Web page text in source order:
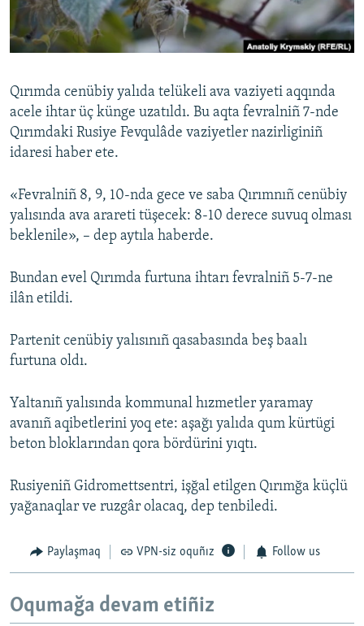
Русский
Українською
QOŞULIÑIZ!
Qırımda cenübiy yalıda telükeli ava vaziyeti aqqında
acele ihtar üç künge uzatıldı. Bu aqta fevralniñ 7-nde
Qırımdaki Rusiye Fevqulâde vaziyetler nazirliginiñ
idaresi haber ete.
«Fevralniñ 8, 9, 10-nda gece ve saba Qırımnıñ cenübiy
yalısında ava arareti tüşecek: 8-10 derece suvuq olması
beklenile», – dep aytıla haberde.
Bundan evel Qırımda furtuna ihtarı fevralniñ 5-7-ne
ilân etildi.
Partenit cenübiy yalısınıñ qasabasında beş baalı
furtuna oldı.
Yaltanıñ yalısında kommunal hızmetler yaramay
avanıñ aqibetlerini yoq ete: aşağı yalıda qum kürtügi
beton bloklarından qora bördürini yıqtı.
Rusiyeniñ Gidromettsentri, işğal etilgen Qırımğa küçlü
yağanaqlar ve ruzgâr olacaq, dep tenbiledi.
Paylaşmaq VPN-siz oquñız Follow us
Oqumağa devam etiñiz